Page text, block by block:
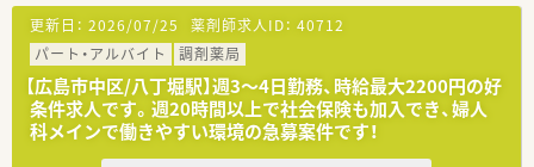
更新日： 2026/07/25 薬剤師求人ID： 40712
パート・アルバイト
調剤薬局
【広島市中区/八丁堀駅】週3～4日勤務、時給最大2200円の好
条件求人です。週20時間以上で社会保険も加入でき、婦人
科メインで働きやすい環境の急募案件です！